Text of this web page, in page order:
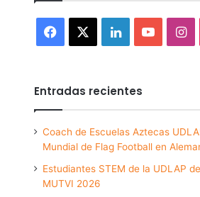
Facebook LinkedInYouTube
Entradas recientes
Coach de Escuelas Aztecas
Mundial de Flag Football en
Estudiantes STEM de la UDLAP
MUTVI 2026